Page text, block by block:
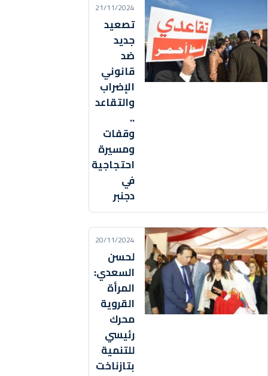
21/11/2024
تصعيد
جديد
ضد
قانوني
الإضراب
والتقاعد
..
وقفات
ومسيرة
احتجاجية
في
دجنبر
20/11/2024
لحسن
السعدي:
المرأة
القروية
محرك
رئيسي
للتنمية
بتازناخت